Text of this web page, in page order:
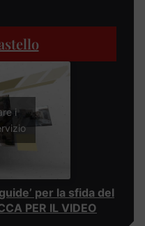
i
per la sfida del
PER IL VIDEO